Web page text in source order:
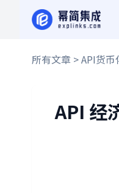
所有文章 >API货币
API 经